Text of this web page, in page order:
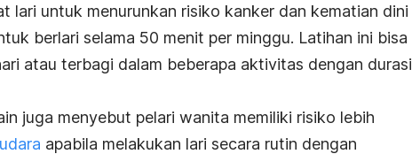
lari untuk menurunkan risiko kanker dan kematian dini
berlari selama 50 menit per minggu. Latihan ini bisa
atau terbagi dalam beberapa aktivitas dengan durasi
juga menyebut pelari wanita memiliki risiko lebih
apabila melakukan lari secara rutin dengan